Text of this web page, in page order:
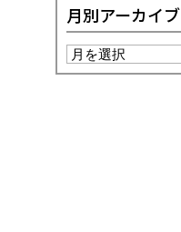
月別アーカイブ